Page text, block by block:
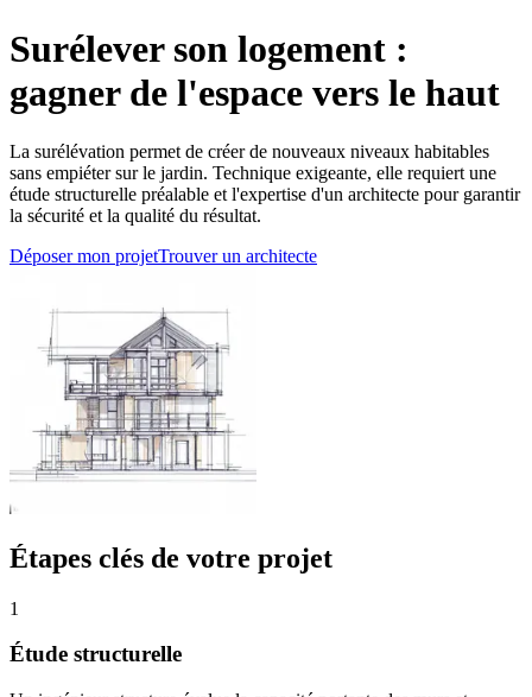
Surélever son logement :
gagner de l'espace vers le haut
La surélévation permet de créer de nouveaux niveaux habitables
sans empiéter sur le jardin. Technique exigeante, elle requiert une
étude structurelle préalable et l'expertise d'un architecte pour garantir
la sécurité et la qualité du résultat.
Déposer mon projetTrouver un architecte
Étapes clés de votre projet
1
Étude structurelle